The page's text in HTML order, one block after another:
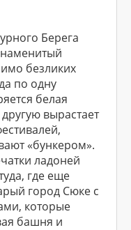
Берега
безликих
по одну
белая
вырастает
«бункером».
ладоней
где еще
город Сюке с
которые
башня и